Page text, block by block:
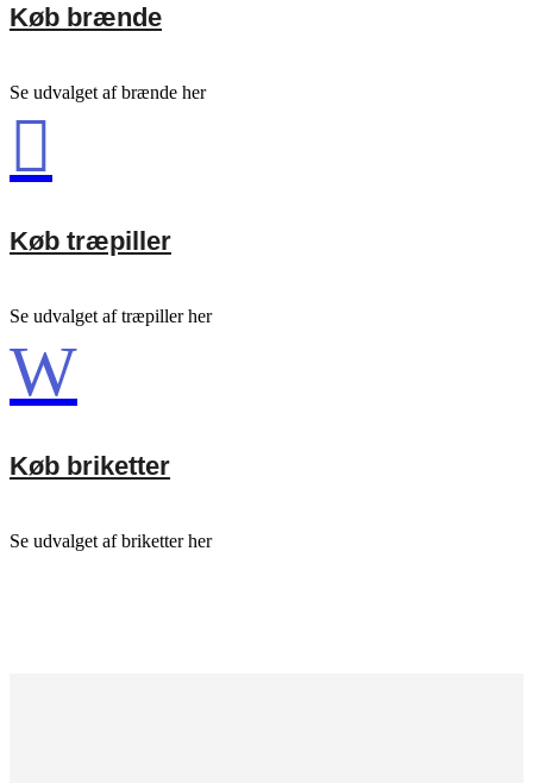
Køb brænde
Se udvalget af brænde her

Køb træpiller
Se udvalget af træpiller her
W
Køb briketter
Se udvalget af briketter her